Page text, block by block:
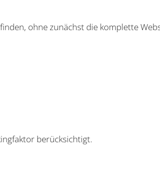
ohne zunächst die komplette
berücksichtigt.